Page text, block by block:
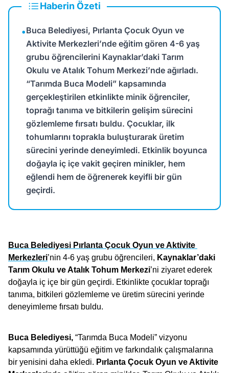
Haberin Özeti
•Buca Belediyesi, Pırlanta Çocuk Oyun ve
Aktivite Merkezleri’nde eğitim gören 4-6 yaş
grubu öğrencilerini Kaynaklar’daki Tarım
Okulu ve Atalık Tohum Merkezi’nde ağırladı.
“Tarımda Buca Modeli” kapsamında
gerçekleştirilen etkinlikte minik öğrenciler,
toprağı tanıma ve bitkilerin gelişim sürecini
gözlemleme fırsatı buldu. Çocuklar, ilk
tohumlarını toprakla buluşturarak üretim
sürecini yerinde deneyimledi. Etkinlik boyunca
doğayla iç içe vakit geçiren minikler, hem
eğlendi hem de öğrenerek keyifli bir gün
geçirdi.
Buca Belediyesi Pırlanta Çocuk Oyun ve Aktivite
Merkezleri’nin 4-6 yaş grubu öğrencileri, Kaynaklar’daki
Tarım Okulu ve Atalık Tohum Merkezi’ni ziyaret ederek
doğayla iç içe bir gün geçirdi. Etkinlikte çocuklar toprağı
tanıma, bitkileri gözlemleme ve üretim sürecini yerinde
deneyimleme fırsatı buldu.
Buca Belediyesi, “Tarımda Buca Modeli” vizyonu
kapsamında yürüttüğü eğitim ve farkındalık çalışmalarına
bir yenisini daha ekledi. Pırlanta Çocuk Oyun ve Aktivite